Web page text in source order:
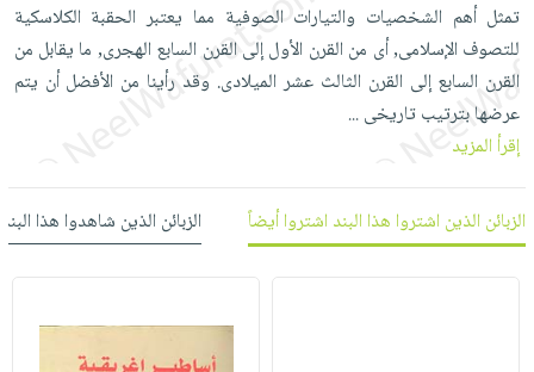
العناية
بالأسنان
الحمية
والتغذية
أدوات
المائدة
الأوعية
والتخزين
الأكثر
مبيعاً
العودة
للمدارس
اكسسوارات
كتب
اكسسوارات
منزلية
شحن
مجاني
بنود
مختارة
اشتراكات
كل
الاشتراكات
صندوق
القراءة
بحث
متقدم
تمثل أهم الشخصيات والتيارات الصوفية مما يعتبر الحقبة الكلاسكية
للتصوف الإسلامى, أى من القرن الأول إلى القرن السابع الهجرى, ما يقابل من
القرن السابع إلى القرن الثالث عشر الميلادى. وقد رأينا من الأفضل أن يتم
عرضها بترتيب تاريخى...
إقرأ المزيد
الزبائن الذين اشتروا هذا البند اشتروا أيضاً الزبائن الذين شاهدوا هذا